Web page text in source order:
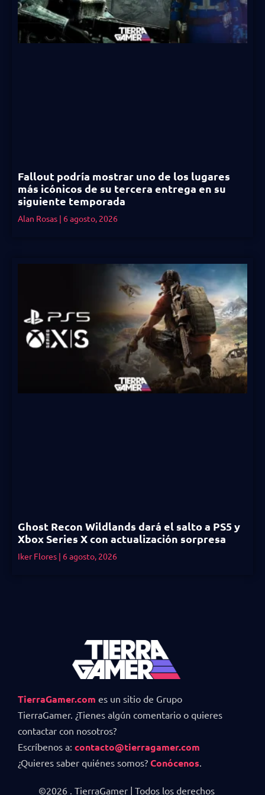
Fallout podría mostrar uno de los lugares
más icónicos de su tercera entrega en su
siguiente temporada
Alan Rosas 6 agosto, 2026
Ghost Recon Wildlands dará el salto a PS5 y
Xbox Series X con actualización sorpresa
Iker Flores 6 agosto, 2026
TierraGamer.com es un sitio de Grupo
TierraGamer. ¿Tienes algún comentario o quieres
contactar con nosotros?
Escríbenos a: contacto@tierragamer.com
¿Quieres saber quiénes somos? Conócenos.
©2026 . TierraGamer | Todos los derechos